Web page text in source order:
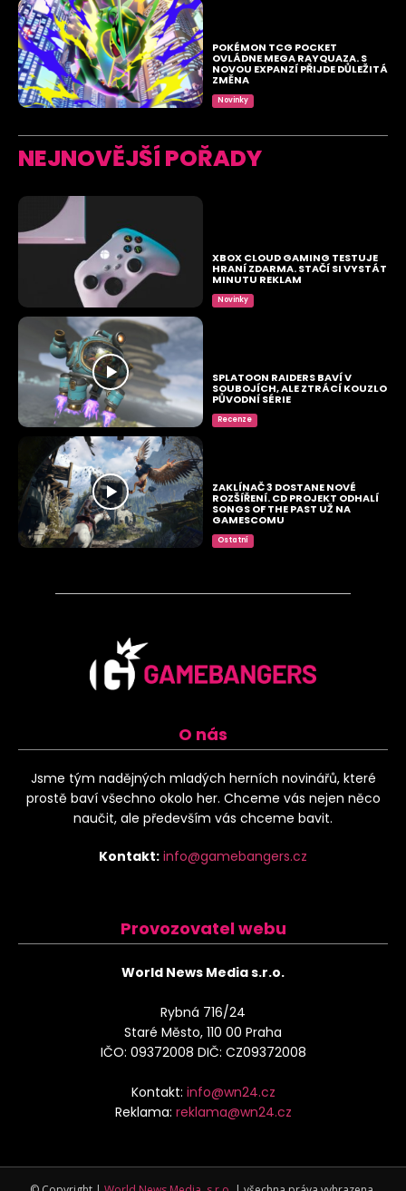
POKÉMON TCG POCKET
OVLÁDNE MEGA RAYQUAZA. S
NOVOU EXPANZÍ PŘIJDE DŮLEŽITÁ
ZMĚNA
Novinky
NEJNOVĚJŠÍ POŘADY
XBOX CLOUD GAMING TESTUJE
HRANÍ ZDARMA. STAČÍ SI VYSTÁT
MINUTU REKLAM
Novinky
SPLATOON RAIDERS BAVÍ V
SOUBOJÍCH, ALE ZTRÁCÍ KOUZLO
PŮVODNÍ SÉRIE
Recenze
ZAKLÍNAČ 3 DOSTANE NOVÉ
ROZŠÍŘENÍ. CD PROJEKT ODHALÍ
SONGS OF THE PAST UŽ NA
GAMESCOMU
Ostatní
O nás
Jsme tým nadějných mladých herních novinářů, které
prostě baví všechno okolo her. Chceme vás nejen něco
naučit, ale především vás chceme bavit.
Kontakt: info@gamebangers.cz
Provozovatel webu
World News Media s.r.o.
Rybná 716/24
Staré Město, 110 00 Praha
IČO: 09372008 DIČ: CZ09372008
Kontakt: info@wn24.cz
Reklama: reklama@wn24.cz